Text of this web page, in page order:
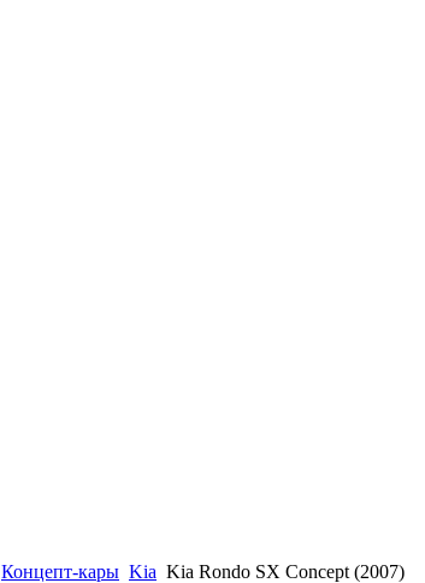
Концепт-кары Kia Kia Rondo SX Concept (2007)